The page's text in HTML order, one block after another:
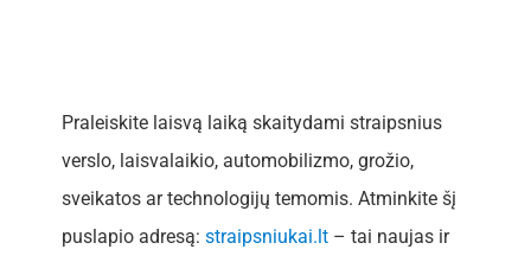
Praleiskite laisvą laiką skaitydami straipsnius
verslo, laisvalaikio, automobilizmo, grožio,
sveikatos ar technologijų temomis. Atminkite šį
puslapio adresą: straipsniukai.lt– tai naujas ir